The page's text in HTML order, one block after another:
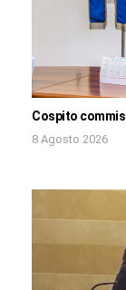
Cospito
8 Agosto 2026